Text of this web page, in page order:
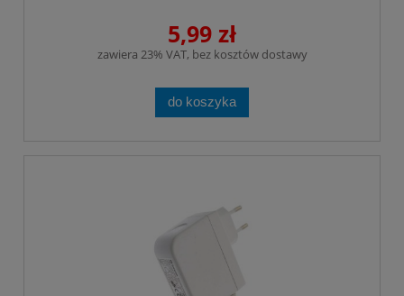
5,99 zł
zawiera 23% VAT, bez kosztów dostawy
do koszyka